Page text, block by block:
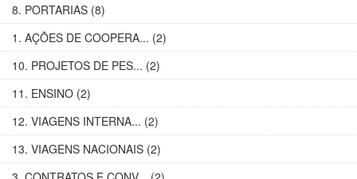
8. PORTARIAS (8)
1. AÇÕES DE COOPERA... (2)
10. PROJETOS DE PES... (2)
11. ENSINO (2)
12. VIAGENS INTERNA... (2)
13. VIAGENS NACIONAIS (2)